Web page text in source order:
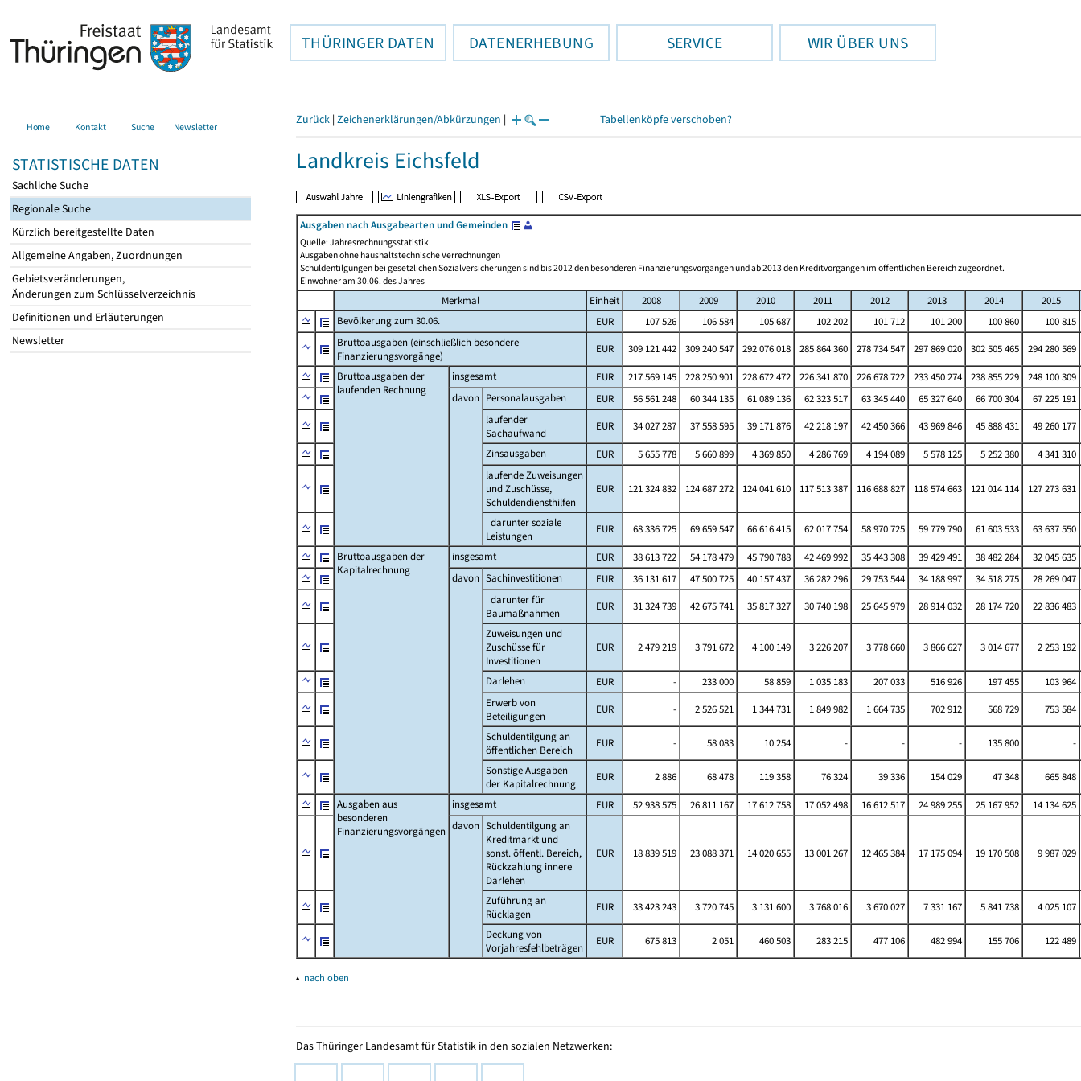
THÜRINGER DATEN DATENERHEBUNG SERVICE WIR ÜBER UNS
Home Kontakt Suche Newsletter
STATISTISCHE DATEN
Sachliche Suche
Regionale Suche
Kürzlich bereitgestellte Daten
Allgemeine Angaben, Zuordnungen
Gebietsveränderungen,
Änderungen zum Schlüsselverzeichnis
Definitionen und Erläuterungen
Newsletter
Zurück | Zeichenerklärungen/Abkürzungen | Tabellenköpfe verschoben?
Landkreis Eichsfeld
Ausgaben nach Ausgabearten und Gemeinden
Quelle: Jahresrechnungsstatistik
Ausgaben ohne haushaltstechnische Verrechnungen
Schuldentilgungen bei gesetzlichen Sozialversicherungen sind bis 2012 den besonderen Finanzierungsvorgängen und ab 2013 den Kreditvorgängen im öffentlichen Bereich zugeordnet.
Einwohner am 30.06. des Jahres
Merkmal Einheit 2008 2009 2010 2011 2012 2013 2014
2015
Bevölkerung zum 30.06.
EUR 107 526 106 584 105 687 102 202 101 712 101 200 100 860
100 815
Bruttoausgaben (einschließlich besondere
Finanzierungsvorgänge)
EUR 309 121 442 309 240 547 292 076 018 285 864 360 278 734 547 297 869 020 302 505 465
294 280 569
Bruttoausgaben der
laufenden Rechnung
insgesamt EUR 217 569 145 228 250 901 228 672 472 226 341 870 226 678 722 233 450 274 238 855 229
248 100 309
davon Personalausgaben EUR 56 561 248 60 344 135 61 089 136 62 323 517 63 345 440 65 327 640 66 700 304
67 225 191
laufender
Sachaufwand
EUR 34 027 287 37 558 595 39 171 876 42 218 197 42 450 366 43 969 846 45 888 431
49 260 177
Zinsausgaben
EUR 5 655 778 5 660 899 4 369 850 4 286 769 4 194 089 5 578 125 5 252 380
4 341 310
laufende Zuweisungen
und Zuschüsse,
Schuldendiensthilfen
EUR 121 324 832 124 687 272 124 041 610 117 513 387 116 688 827 118 574 663 121 014 114 127 273 631
darunter soziale
Leistungen
EUR 68 336 725 69 659 547 66 616 415 62 017 754 58 970 725 59 779 790 61 603 533
63 637 550
Bruttoausgaben der
Kapitalrechnung
insgesamt EUR 38 613 722 54 178 479 45 790 788 42 469 992 35 443 308 39 429 491 38 482 284
32 045 635
davon Sachinvestitionen EUR 36 131 617 47 500 725 40 157 437 36 282 296 29 753 544 34 188 997 34 518 275
28 269 047
darunter für
Baumaßnahmen
EUR 31 324 739 42 675 741 35 817 327 30 740 198 25 645 979 28 914 032 28 174 720
22 836 483
Zuweisungen und
Zuschüsse für
Investitionen
EUR 2 479 219 3 791 672 4 100 149 3 226 207 3 778 660 3 866 627 3 014 677 2 253 192
Darlehen EUR - 233 000 58 859 1 035 183 207 033 516 926 197 455
103 964
Erwerb von
Beteiligungen
EUR - 2 526 521 1 344 731 1 849 982 1 664 735 702 912 568 729
753 584
Schuldentilgung an
öffentlichen Bereich
EUR - 58 083 10 254 - - - 135 800
-
Sonstige Ausgaben
der Kapitalrechnung
EUR 2 886 68 478 119 358 76 324 39 336 154 029 47 348
665 848
Ausgaben aus
besonderen
Finanzierungsvorgängen
insgesamt EUR 52 938 575 26 811 167 17 612 758 17 052 498 16 612 517 24 989 255 25 167 952
14 134 625
davon Schuldentilgung an
Kreditmarkt und
sonst. öffentl. Bereich,
Rückzahlung innere
Darlehen
EUR 18 839 519 23 088 371 14 020 655 13 001 267 12 465 384 17 175 094 19 170 508 9 987 029
Zuführung an
Rücklagen
EUR 33 423 243 3 720 745 3 131 600 3 768 016 3 670 027 7 331 167 5 841 738
4 025 107
Deckung von
Vorjahresfehlbeträgen
EUR 675 813 2 051 460 503 283 215 477 106 482 994 155 706 122 489
▴ nach oben
Das Thüringer Landesamt für Statistik in den sozialen Netzwerken: